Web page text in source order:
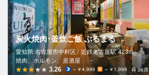
炭火焼肉･釜炊ご飯 ぶるまる
愛知県 名古屋市中村区 / 近鉄名古屋駅 423m
焼肉、ホルモン、居酒屋
3.26 ～￥4,999 ～￥1,999 36席